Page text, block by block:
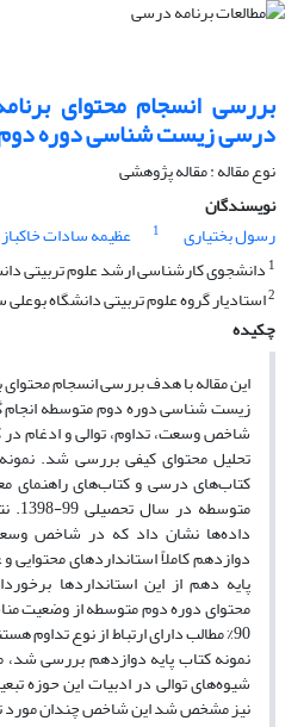
بررسی انسجام محتوای
درسی زیست شناسی دوره
نوع مقاله : مقاله پژوهشی
نویسندگان
رسول بختیاری
1 عظیمه سادات خاکباز
1 دانشجوی کارشناسی ارشد علوم تربیتی
2استادیار گروه علوم تربیتی دانشگاه بوعلی
چکیده
این مقاله با هدف بررسی انسجام
زیست شناسی دوره دوم متوسطه انجام
شاخص وسعت، تداوم، توالی و ادغام در
تحلیل محتوای کیفی بررسی شد.
کتاب‌های درسی و کتاب‌های راهنمای
داده‌ها نشان داد که در شاخص
دوازدهم کاملاً استانداردهای محتوایی
پایه دهم از این استانداردها
محتوای دوره دوم متوسطه از وضعیت
90% مطالب دارای ارتباط از نوع
نمونه کتاب پایه دوازدهم بررسی
شیوه‌های توالی در ادبیات این حوزه
نیز مشخص شد این شاخص چندان مورد